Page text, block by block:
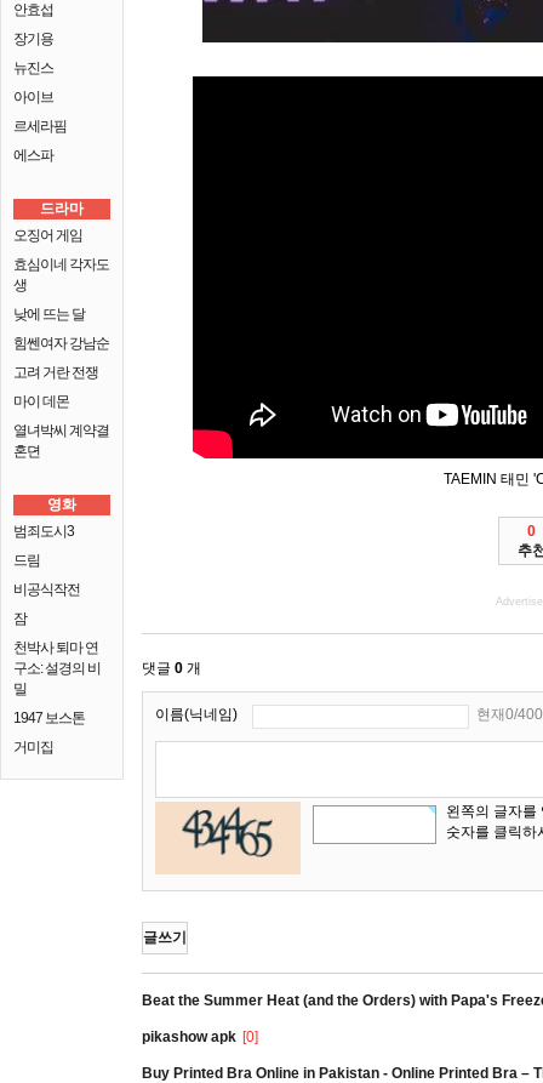
안효섭
장기용
뉴진스
아이브
르세라핌
에스파
드라마
오징어 게임
효심이네 각자도
생
낮에 뜨는 달
힘쎈여자 강남순
고려 거란 전쟁
마이 데몬
열녀박씨 계약결
혼뎐
영화
범죄도시3
드림
비공식작전
잠
천박사 퇴마 연
구소: 설경의 비
밀
1947 보스톤
거미집
TAEMIN 태민
0
추
댓글 0 개
이름(닉네임) 현재0/
왼쪽의 글자를
숫자를 클릭하
글쓰기
Beat the Summer Heat (and the Orders) with Papa's
pikashow apk [0]
Buy Printed Bra Online in Pakistan - Online Printed Bra –